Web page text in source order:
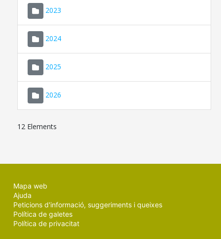
2023
2024
2025
2026
12 Elements
Mapa web
Ajuda
Peticions d'informació, suggeriments i queixes
Política de galetes
Política de privacitat